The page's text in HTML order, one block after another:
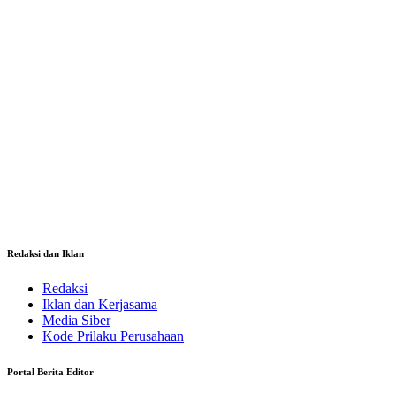
Redaksi dan Iklan
Redaksi
Iklan dan Kerjasama
Media Siber
Kode Prilaku Perusahaan
Portal Berita Editor